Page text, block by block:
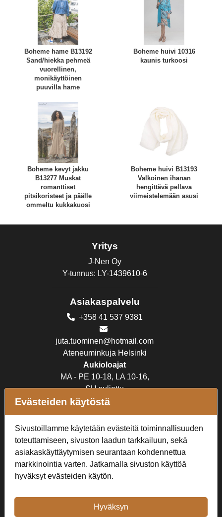
Boheme hame B13192
Sand/hiekka pehmeä
vuorellinen,
monikäyttöinen
puuvilla hame
Boheme huivi 10316
kaunis turkoosi
Boheme kevyt jakku
B13277 Muskat
romanttiset
pitsikoristeet ja päälle
ommeltu kukkakuosi
Boheme huivi B13193
Valkoinen ihanan
hengittävä pellava
viimeistelemään asusi
Yritys
J-Nen Oy
Y-tunnus: LY-1439610-6
Asiakaspalvelu
+358 41 537 9381
juta.tuominen@hotmail.com
Ateneuminkuja Helsinki
Aukioloajat
MA - PE 10-18, LA 10-16,
SU suljettu
Verkkokauppa
Tilaus- ja toimitusehdot
Rekisteriseloste
Seuraa Meitä
Evästeiden käytöstä
Sivustoillamme käytetään evästeitä toiminnallisuuden
toteuttamiseen, sivuston laadun tarkkailuun, sekä
asiakaskäyttäytymisen seurantaan kohdennettua
markkinointia varten. Jatkamalla sivuston käyttöä
hyväksyt evästeiden käytön.
Hyväksyn